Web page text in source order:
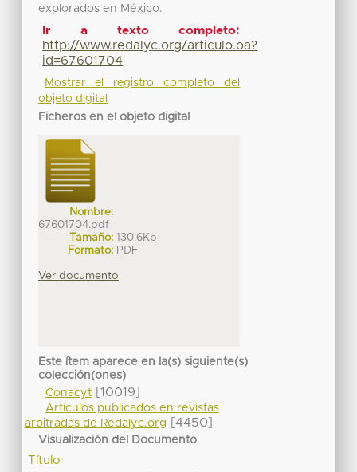
explorados en México.
Ir a texto completo:
http://www.redalyc.org/articulo.oa?
id=67601704
Mostrar el registro completo del
objeto digital
Ficheros en el objeto digital
Nombre:
67601704.pdf
Tamaño: 130.6Kb
Formato: PDF
Ver documento
Este ítem aparece en la(s) siguiente(s)
colección(ones)
Conacyt[10019]
Artículos publicados en revistas
arbitradas de Redalyc.org
[4450]
Visualización del Documento
Título